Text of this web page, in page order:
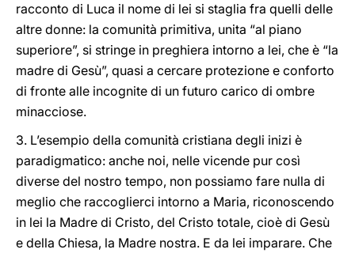
racconto di Luca il nome di lei si staglia fra quelli delle
altre donne: la comunità primitiva, unita “al piano
superiore”, si stringe in preghiera intorno a lei, che è “la
madre di Gesù”, quasi a cercare protezione e conforto
di fronte alle incognite di un futuro carico di ombre
minacciose.
3. L’esempio della comunità cristiana degli inizi è
paradigmatico: anche noi, nelle vicende pur così
diverse del nostro tempo, non possiamo fare nulla di
meglio che raccoglierci intorno a Maria, riconoscendo
in lei la Madre di Cristo, del Cristo totale, cioè di Gesù
e della Chiesa, la Madre nostra. E da lei imparare. Che